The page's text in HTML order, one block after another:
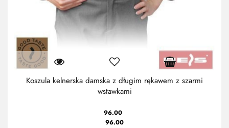
Koszula kelnerska damska z długim rękawem z szarmi
wstawkami
96.00
96.00